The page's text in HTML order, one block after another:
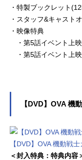
・特製ブックレット
・スタッフ&キャスト
・映像特典
・第5話イベント上
・第5話イベント上
【DVD】OVA 機
【DVD】OVA 機動戦
＜封入特典：特典内容